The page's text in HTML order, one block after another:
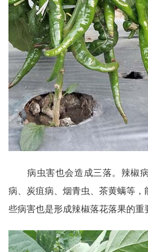
病虫害也会造成三落。辣椒病
病、炭疽病、烟青虫、茶黄螨等
些病害也是形成辣椒落花落果的重